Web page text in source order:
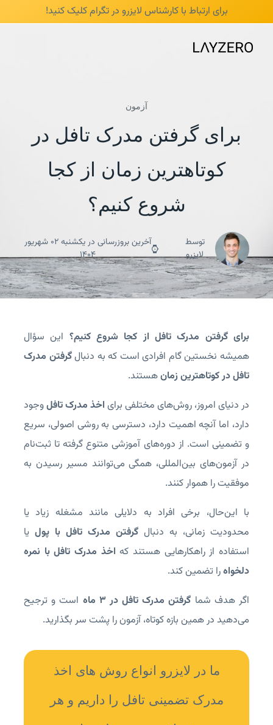
برای ارتباط با کارشناس لایزرو در تگرامکلیک کنید! /* mobile responsive */
آزمون
برای گرفتن مدرک تافل در
کوتاهترین زمان از کجا
شروع کنیم؟
توسط
لایزرو

آخرین بروزرسانی در یکشنبه 02 شهریور
1404
برای گرفتن مدرک تافل از کجا شروع کنیم؟ این سؤال
همیشه نخستین گام افرادی است که به دنبالگرفتن مدرک
تافل در کوتاهترین زمانهستند.
در دنیای امروز، روش‌های مختلفی برای اخذ مدرک تافلوجود
دارد، اما آنچه اهمیت دارد، دسترسی به روشی اصولی، سریع
و تضمینی است. از دوره‌های آموزشی متنوع گرفته تا ثبت‌نام
در آزمون‌های بین‌المللی، همگی می‌توانند مسیر رسیدن به
موفقیت را هموار کنند.
با این‌حال، برخی افراد به دلایلی مانند مشغله زیاد یا
محدودیت زمانی، به دنبال گرفتن مدرک تافل با پول یا
استفاده از راهکارهایی هستند که اخذ مدرک تافل با نمره
دلخواهرا تضمین کند.
اگر هدف شما گرفتن مدرک تافل در ۳ ماه
است و ترجیح
می‌دهید در همین بازه کوتاه، آزمون را پشت سر بگذارید.
ما در لایزرو انواع روش های اخذ
مدرک تضمینی تافل را داریم و هر